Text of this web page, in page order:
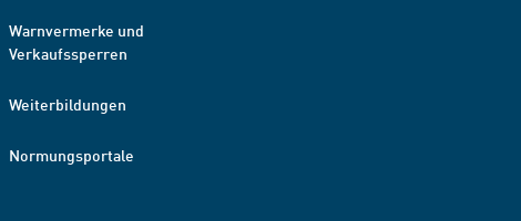
Warnvermerke und
Verkaufssperren
Weiterbildungen
Normungsportale